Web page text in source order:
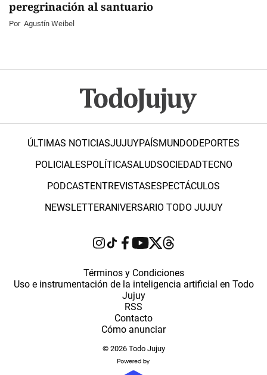
peregrinación al santuario
Por Agustín Weibel
ÚLTIMAS NOTICIASJUJUYPAÍSMUNDODEPORTES
POLICIALESPOLÍTICASALUDSOCIEDADTECNO
PODCASTENTREVISTASESPECTÁCULOS
NEWSLETTERANIVERSARIO TODO JUJUY
Términos y Condiciones
Uso e instrumentación de la inteligencia artificial en Todo
Jujuy
RSS
Contacto
Cómo anunciar
© 2026 Todo Jujuy